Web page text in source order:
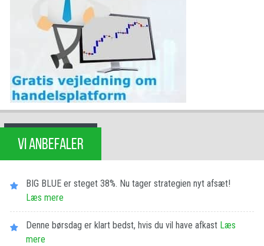
VI ANBEFALER
BIG BLUE er steget 38%. Nu tager strategien nyt afsæt!
Læs mere
Denne børsdag er klart bedst, hvis du vil have afkast Læs
mere